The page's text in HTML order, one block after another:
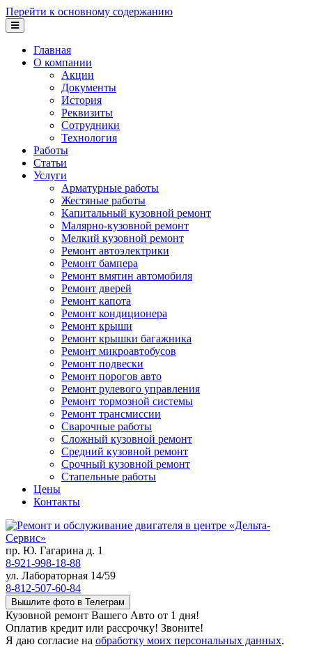
Перейти к основному содержанию
Главная
О компании
Акции
Документы
История
Реквизиты
Сотрудники
Технология
Работы
Статьи
Услуги
Арматурные работы
Жестяные работы
Капитальный кузовной ремонт
Малярно-кузовной ремонт
Мелкий кузовной ремонт
Ремонт автоэлектрики
Ремонт бампера
Ремонт вмятин автомобиля
Ремонт дверей
Ремонт капота
Ремонт кондиционера
Ремонт крыши
Ремонт крышки багажника
Ремонт микроавтобусов
Ремонт подвески
Ремонт порогов авто
Ремонт рулевого управления
Ремонт тормозной системы
Ремонт трансмиссии
Сварочные работы
Сложный кузовной ремонт
Средний кузовной ремонт
Срочный кузовной ремонт
Стапельные работы
Цены
Контакты
пр. Ю. Гагарина д. 1
8-921-998-18-88
ул. Лабораторная 14/59
8-812-507-60-84
Вышлите фото в Телеграм
Кузовной ремонт Вашего Авто от 1 дня!
Оплатив кредит или рассрочку! Звоните!
Я даю согласие на обработку моих персональных данных.